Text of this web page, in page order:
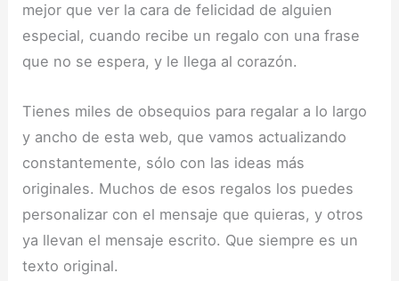
mejor que ver la cara de felicidad de alguien
especial, cuando recibe un regalo con una frase
que no se espera, y le llega al corazón.
Tienes miles de obsequios para regalar a lo largo
y ancho de esta web, que vamos actualizando
constantemente, sólo con las ideas más
originales. Muchos de esos regalos los puedes
personalizar con el mensaje que quieras, y otros
ya llevan el mensaje escrito. Que siempre es un
texto original.